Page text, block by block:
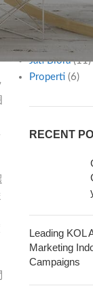
Inspiration
(8)
Interior Ideas
Jasa & Layanan
Jati Blora(11)
Properti(6)
RECENT
Leading KOL
Marketing
Campaigns